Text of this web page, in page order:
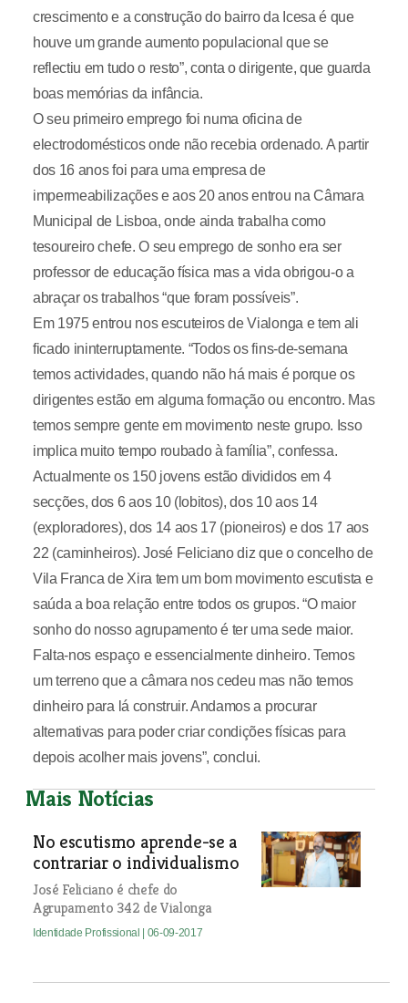
crescimento e a construção do bairro da Icesa é que
houve um grande aumento populacional que se
reflectiu em tudo o resto”, conta o dirigente, que guarda
boas memórias da infância.
O seu primeiro emprego foi numa oficina de
electrodomésticos onde não recebia ordenado. A partir
dos 16 anos foi para uma empresa de
impermeabilizações e aos 20 anos entrou na Câmara
Municipal de Lisboa, onde ainda trabalha como
tesoureiro chefe. O seu emprego de sonho era ser
professor de educação física mas a vida obrigou-o a
abraçar os trabalhos “que foram possíveis”.
Em 1975 entrou nos escuteiros de Vialonga e tem ali
ficado ininterruptamente. “Todos os fins-de-semana
temos actividades, quando não há mais é porque os
dirigentes estão em alguma formação ou encontro. Mas
temos sempre gente em movimento neste grupo. Isso
implica muito tempo roubado à família”, confessa.
Actualmente os 150 jovens estão divididos em 4
secções, dos 6 aos 10 (lobitos), dos 10 aos 14
(exploradores), dos 14 aos 17 (pioneiros) e dos 17 aos
22 (caminheiros). José Feliciano diz que o concelho de
Vila Franca de Xira tem um bom movimento escutista e
saúda a boa relação entre todos os grupos. “O maior
sonho do nosso agrupamento é ter uma sede maior.
Falta-nos espaço e essencialmente dinheiro. Temos
um terreno que a câmara nos cedeu mas não temos
dinheiro para lá construir. Andamos a procurar
alternativas para poder criar condições físicas para
depois acolher mais jovens”, conclui.
Mais Notícias
No escutismo aprende-se a
contrariar o individualismo
José Feliciano é chefe do
Agrupamento 342 de Vialonga
Identidade Profissional | 06-09-2017